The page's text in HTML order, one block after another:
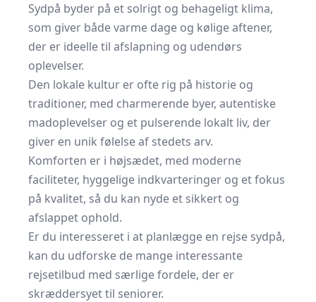
Sydpå byder på et solrigt og behageligt klima,
som giver både varme dage og kølige aftener,
der er ideelle til afslapning og udendørs
oplevelser.
Den lokale kultur er ofte rig på historie og
traditioner, med charmerende byer, autentiske
madoplevelser og et pulserende lokalt liv, der
giver en unik følelse af stedets arv.
Komforten er i højsædet, med moderne
faciliteter, hyggelige indkvarteringer og et fokus
på kvalitet, så du kan nyde et sikkert og
afslappet ophold.
Er du interesseret i at planlægge en rejse sydpå,
kan du udforske de mange interessante
rejsetilbud med særlige fordele, der er
skræddersyet til seniorer.